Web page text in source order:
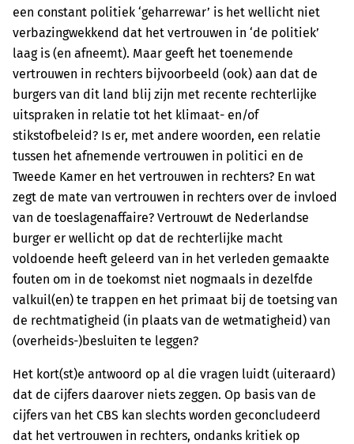
een constant politiek ‘geharrewar’ is het wellicht niet
verbazingwekkend dat het vertrouwen in ‘de politiek’
laag is (en afneemt). Maar geeft het toenemende
vertrouwen in rechters bijvoorbeeld (ook) aan dat de
burgers van dit land blij zijn met recente rechterlijke
uitspraken in relatie tot het klimaat- en/of
stikstofbeleid? Is er, met andere woorden, een relatie
tussen het afnemende vertrouwen in politici en de
Tweede Kamer en het vertrouwen in rechters? En wat
zegt de mate van vertrouwen in rechters over de invloed
van de toeslagenaffaire? Vertrouwt de Nederlandse
burger er wellicht op dat de rechterlijke macht
voldoende heeft geleerd van in het verleden gemaakte
fouten om in de toekomst niet nogmaals in dezelfde
valkuil(en) te trappen en het primaat bij de toetsing van
de rechtmatigheid (in plaats van de wet­matigheid) van
(overheids-)besluiten te leggen?
Het kort(st)e antwoord op al die vragen luidt (uiteraard)
dat de cijfers daarover niets zeggen. Op basis van de
cijfers van het CBS kan slechts worden geconcludeerd
dat het vertrouwen in rechters, ondanks kritiek op